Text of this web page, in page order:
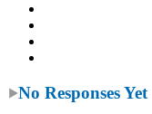
No Responses Yet